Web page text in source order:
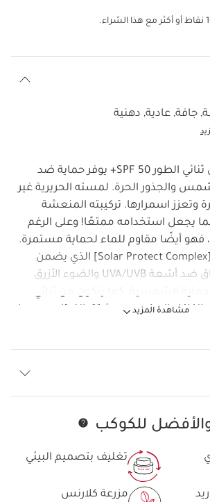
نقاط أو أكثر مع هذا الشراء.
مشاهدة المزيد
جافة, عادية, دهنية
هذا الرذاذ الشمسي ثنائي الطور SPF 50+ يوفر حماية ضد
والجذور الحرة. لمسته الحريرية غير
وتعزز اسمرارها. تركيبته المنعشة
يجعل استخدامه ممتعًا! وعلى الرغم
أيضًا مقاوم للماء لحماية مستمرة.
تحتوي تركيبته على [Solar Protect Complex] الذي يضمن
حماية واسعة النطاق ضد أشعة UVA/UVB والضوء الأزرق
الشمسية. كما يتكون من ثنائي
العضوي ومشتق الفيتامين، مما
تخط إلى المحتوى للكوكب
تغليف بتصميم البيئي
مزرعة كلارنس